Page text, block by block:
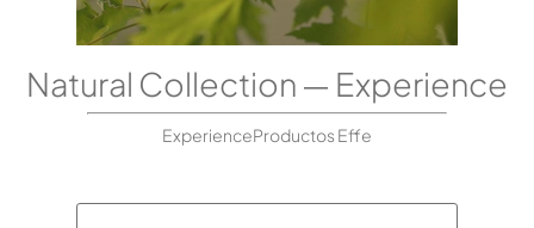
Natural Collection — Experience
ExperienceProductos Effe